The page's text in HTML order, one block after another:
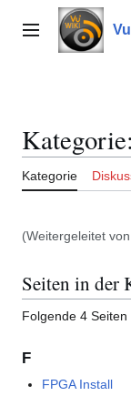
Inhalt
springenHauptmenü
Kategorie:
Kategorie
(Weitergeleitet von
Seiten in der
Folgende 4
F
FPGA Install